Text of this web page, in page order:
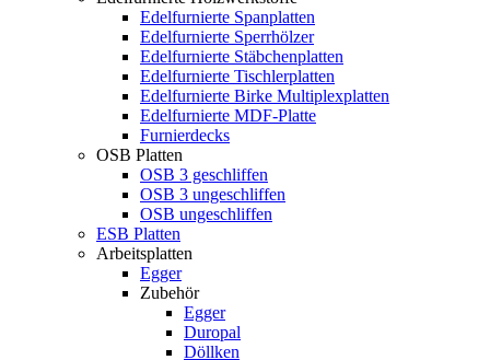
Edelfurnierte Spanplatten
Edelfurnierte Sperrhölzer
Edelfurnierte Stäbchenplatten
Edelfurnierte Tischlerplatten
Edelfurnierte Birke Multiplexplatten
Edelfurnierte MDF-Platte
Furnierdecks
OSB Platten
OSB 3 geschliffen
OSB 3 ungeschliffen
OSB ungeschliffen
ESB Platten
Arbeitsplatten
Egger
Zubehör
Egger
Duropal
Döllken